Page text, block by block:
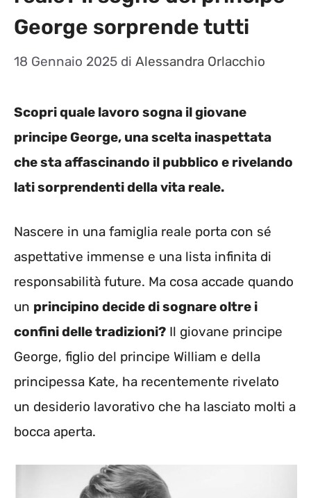
George sorprende tutti
18 Gennaio 2025 di Alessandra Orlacchio
Scopri quale lavoro sogna il giovane
principe George, una scelta inaspettata
che sta affascinando il pubblico e rivelando
lati sorprendenti della vita reale.
Nascere in una famiglia reale porta con sé
aspettative immense e una lista infinita di
responsabilità future. Ma cosa accade quando
un principino decide di sognare oltre i
confini delle tradizioni? Il giovane principe
George, figlio del principe William e della
principessa Kate, ha recentemente rivelato
un desiderio lavorativo che ha lasciato molti a
bocca aperta.